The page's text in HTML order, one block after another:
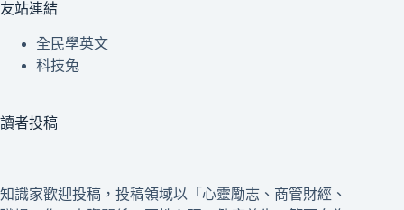
友站連結
全民學英文
科技兔
讀者投稿
知識家歡迎投稿，投稿領域以「心靈勵志、商管財經、